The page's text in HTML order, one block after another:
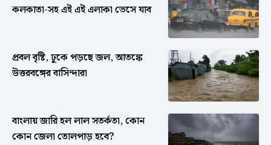
কলকাতা-সহ এই এই এলাকা ভেসে যাব
প্রবল বৃষ্টি, ঢুকে পড়ছে জল, আতঙ্কে
উত্তরবঙ্গের বাসিন্দারা
বাংলায় জারি হল লাল সতর্কতা, কোন
কোন জেলা তোলপাড় হবে?